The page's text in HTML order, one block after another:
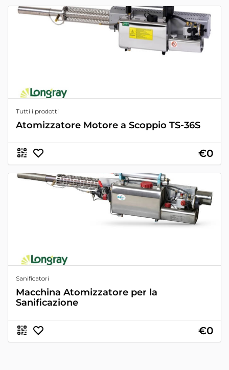
Tutti i prodotti
Atomizzatore Motore a Scoppio TS-36S
€0
Sanificatori
Macchina Atomizzatore per la
Sanificazione
€0